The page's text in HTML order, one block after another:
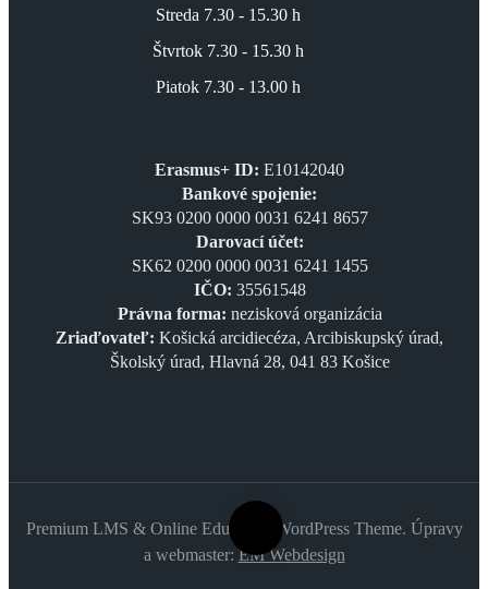
Streda 7.30 - 15.30 h
Štvrtok 7.30 - 15.30 h
Piatok 7.30 - 13.00 h
Erasmus+ ID: E10142040
Bankové spojenie:
SK93 0200 0000 0031 6241 8657
Darovací účet:
SK62 0200 0000 0031 6241 1455
IČO: 35561548
Právna forma: nezisková organizácia
Zriaďovateľ: Košická arcidiecéza, Arcibiskupský úrad,
Školský úrad, Hlavná 28, 041 83 Košice
Premium LMS & Online Education WordPress Theme. Úpravy
a webmaster:EM Webdesign